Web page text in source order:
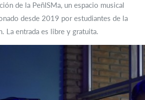
de la PeñISMa, un espacio musical
desde 2019 por estudiantes de la
La entrada es libre y gratuita.